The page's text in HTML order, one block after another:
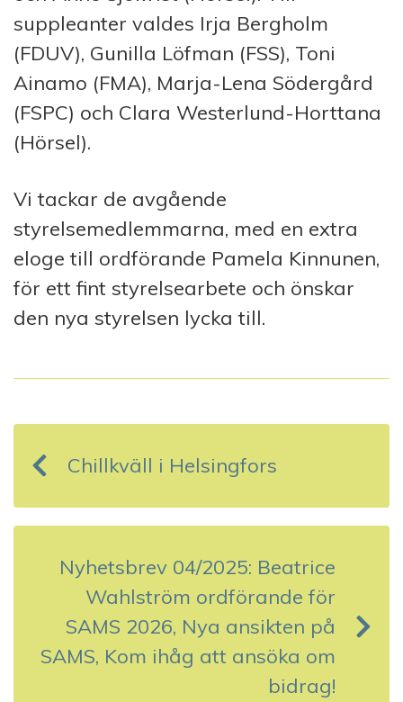
suppleanter valdes Irja Bergholm
(FDUV), Gunilla Löfman (FSS), Toni
Ainamo (FMA), Marja-Lena Södergård
(FSPC) och Clara Westerlund-Horttana
(Hörsel).
Vi tackar de avgående
styrelsemedlemmarna, med en extra
eloge till ordförande Pamela Kinnunen,
för ett fint styrelsearbete och önskar
den nya styrelsen lycka till.
n
ä
Chillkväll i Helsingfors
Nyhetsbrev 04/2025: Beatrice
Wahlström ordförande för
SAMS 2026, Nya ansikten på
SAMS, Kom ihåg att ansöka om
bidrag!